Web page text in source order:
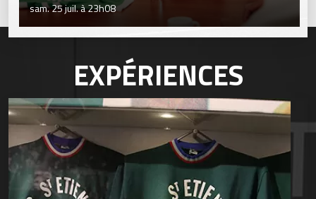
sam. 25 juil. à 23h08
EXPÉRIENCES